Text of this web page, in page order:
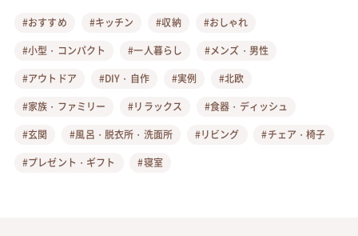
#おすすめ #キッチン #収納
#おしゃれ
#小型・コンパクト
#一人暮らし
#メンズ・男性
#アウトドア
#DIY・自作 #実例
#北欧
#家族・ファミリー
#リラックス
#食器・ディッシュ
#玄関
#風呂・脱衣所・洗面所 #リビング
#チェア・椅子
#プレゼント・ギフト
#寝室